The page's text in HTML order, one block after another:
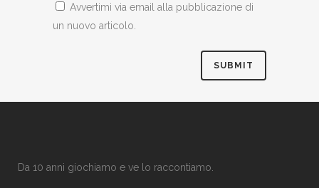
Avvertimi via email alla pubblicazione di
un nuovo articolo.
Da 10 anni giochiamo e ve lo raccontiamo.